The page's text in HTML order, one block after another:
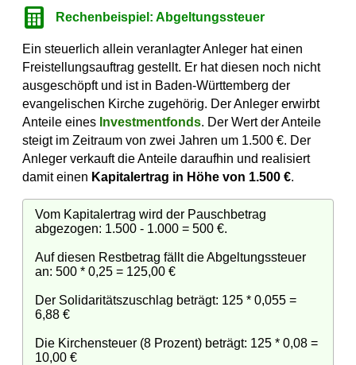
Rechenbeispiel: Abgeltungssteuer
Ein steuerlich allein veranlagter Anleger hat einen
Freistellungsauftrag gestellt. Er hat diesen noch nicht
ausgeschöpft und ist in Baden-Württemberg der
evangelischen Kirche zugehörig. Der Anleger erwirbt
Anteile eines Investmentfonds. Der Wert der Anteile
steigt im Zeitraum von zwei Jahren um 1.500 €. Der
Anleger verkauft die Anteile daraufhin und realisiert
damit einen Kapitalertrag in Höhe von 1.500 €.
Vom Kapitalertrag wird der Pauschbetrag
abgezogen: 1.500 - 1.000 = 500 €.
Auf diesen Restbetrag fällt die Abgeltungssteuer
an: 500 * 0,25 = 125,00 €
Der Solidaritätszuschlag beträgt: 125 * 0,055 =
6,88 €
Die Kirchensteuer (8 Prozent) beträgt: 125 * 0,08 =
10,00 €